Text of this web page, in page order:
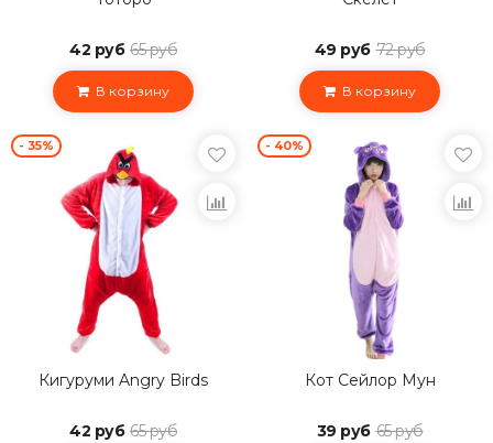
42 руб 65 руб
В корзину
49 руб 72 руб
В корзину
- 35%
Кигуруми Angry Birds
42 руб 65 руб
- 40%
Кот Сейлор Мун
39 руб 65 руб